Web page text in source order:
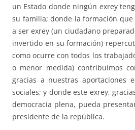
un Estado donde ningún exrey
su familia; donde la formación
a ser exrey (un ciudadano
invertido en su formación)
como ocurre con todos los
o menor medida) contribuimos
gracias a nuestras aportaciones
sociales; y donde este exrey,
democracia plena, pueda
presidente de la república.